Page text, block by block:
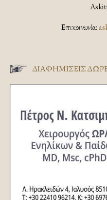
Επικοινωνία:
ΔΙΑΦΗΜΊΣΕΙΣ